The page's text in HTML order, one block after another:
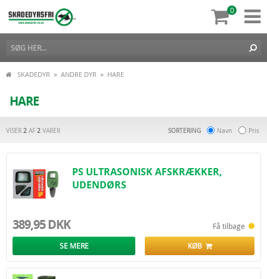
0
SKADEDYR » ANDRE DYR » HARE
HARE
SORTERING Navn Pris
VISER 2 AF 2 VARER
PS ULTRASONISK AFSKRÆKKER,
UDENDØRS
389,95 DKK Få tilbage
SE MERE KØB